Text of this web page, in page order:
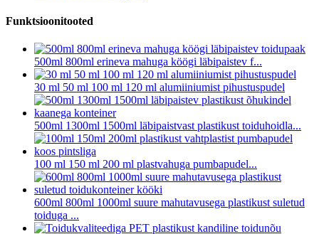
Funktsioonitooted
500ml 800ml erineva mahuga köögi läbipaistev f...
30 ml 50 ml 100 ml 120 ml alumiiniumist pihustuspudel
500ml 1300ml 1500ml läbipaistvast plastikust toiduhoidla...
100 ml 150 ml 200 ml plastvahuga pumbapudel...
600ml 800ml 1000ml suure mahutavusega plastikust suletud
toiduga ...